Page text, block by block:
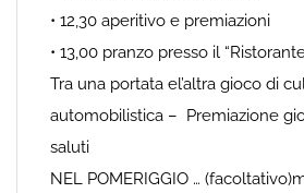
• 12,30 aperitivo e premiazioni
• 13,00 pranzo presso il
Tra una portata el’altra gioco di
automobilistica – Premiazione
saluti
NEL POMERIGGIO …